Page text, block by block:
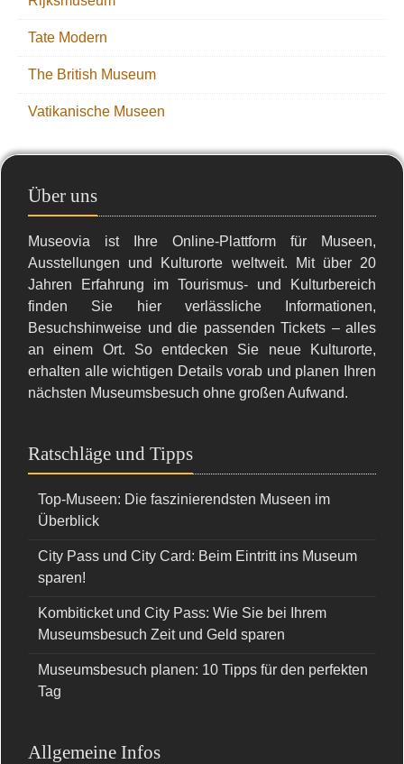
Tate Modern
The British Museum
Vatikanische Museen
Über uns
Museovia ist Ihre Online-Plattform für Museen,
Ausstellungen und Kulturorte weltweit. Mit über 20
Jahren Erfahrung im Tourismus- und Kulturbereich
finden Sie hier verlässliche Informationen,
Besuchshinweise und die passenden Tickets – alles
an einem Ort. So entdecken Sie neue Kulturorte,
erhalten alle wichtigen Details vorab und planen Ihren
nächsten Museumsbesuch ohne großen Aufwand.
Ratschläge und Tipps
Top-Museen: Die faszinierendsten Museen im
Überblick
City Pass und City Card: Beim Eintritt ins Museum
sparen!
Kombiticket und City Pass: Wie Sie bei Ihrem
Museumsbesuch Zeit und Geld sparen
Museumsbesuch planen: 10 Tipps für den perfekten
Tag
Allgemeine Infos